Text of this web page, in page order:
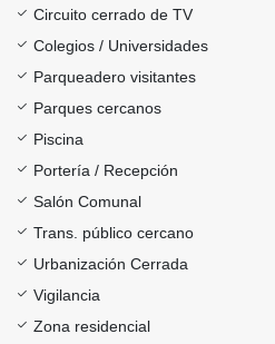
Circuito cerrado de TV
Colegios / Universidades
Parqueadero visitantes
Parques cercanos
Piscina
Portería / Recepción
Salón Comunal
Trans. público cercano
Urbanización Cerrada
Vigilancia
Zona residencial